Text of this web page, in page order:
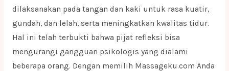
dilaksanakan pada tangan dan kaki untuk rasa kuatir,
gundah, dan lelah, serta meningkatkan kwalitas tidur.
Hal ini telah terbukti bahwa pijat refleksi bisa
mengurangi gangguan psikologis yang dialami
beberapa orang. Dengan memilih Massageku.com Anda